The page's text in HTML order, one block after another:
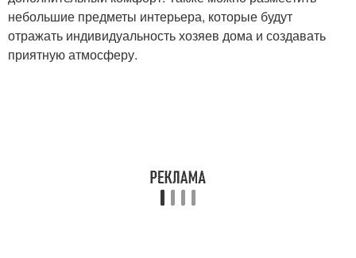
небольшие предметы интерьера, которые будут
отражать индивидуальность хозяев дома и создавать
приятную атмосферу.